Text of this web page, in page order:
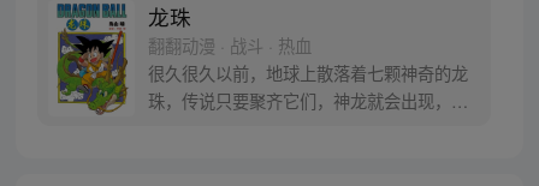
龙珠
翻翻动漫 · 战斗 · 热血
很久很久以前，地球上散落着七颗神奇的龙
珠，传说只要聚齐它们，神龙就会出现，并